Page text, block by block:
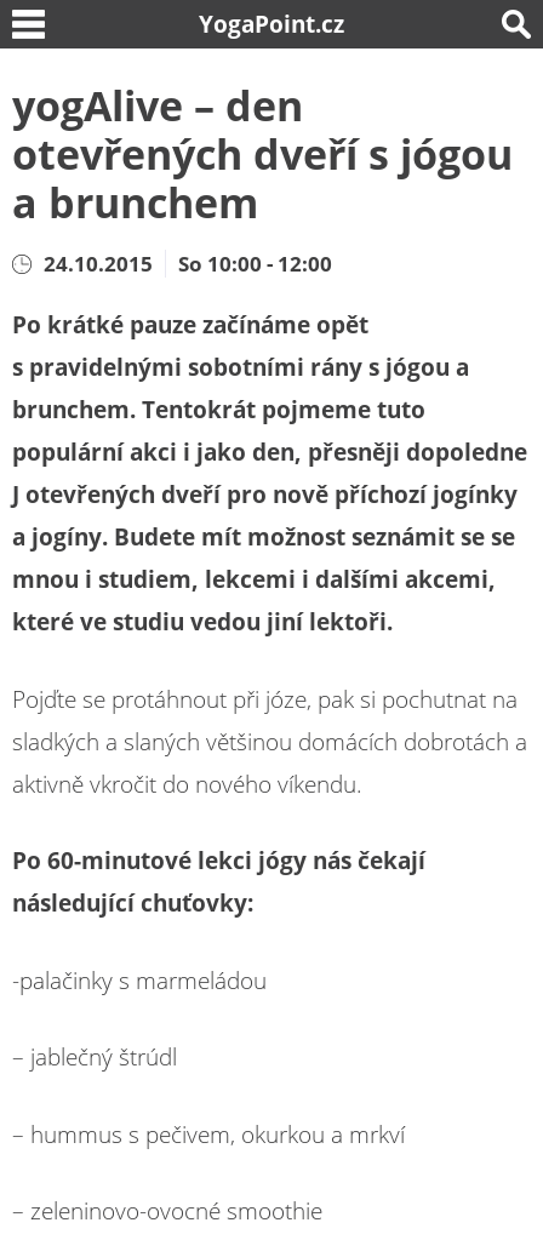
YogaPoint.cz
yogAlive – den
otevřených dveří s jógou
a brunchem
24.10.2015 So 10:00 - 12:00
Po krátké pauze začínáme opět
s pravidelnými sobotními rány s jógou a
brunchem. Tentokrát pojmeme tuto
populární akci i jako den, přesněji dopoledne
J otevřených dveří pro nově příchozí jogínky
a jogíny. Budete mít možnost seznámit se se
mnou i studiem, lekcemi i dalšími akcemi,
které ve studiu vedou jiní lektoři.
Pojďte se protáhnout při józe, pak si pochutnat na
sladkých a slaných většinou domácích dobrotách a
aktivně vkročit do nového víkendu.
Po 60-minutové lekci jógy nás čekají
následující chuťovky:
-palačinky s marmeládou
– jablečný štrúdl
– hummus s pečivem, okurkou a mrkví
– zeleninovo-ovocné smoothie